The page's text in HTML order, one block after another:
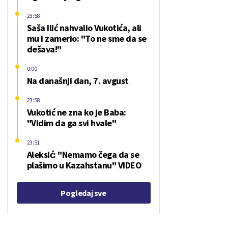
Saša Ilić nahvalio Vukotića, ali
mu i zamerio: "To ne sme da se
dešava!"
23:58
Na današnji dan, 7. avgust
0:00
Vukotić ne zna ko je Baba:
"Vidim da ga svi hvale"
23:58
Aleksić: "Nemamo čega da se
plašimo u Kazahstanu" VIDEO
23:51
Pogledaj sve